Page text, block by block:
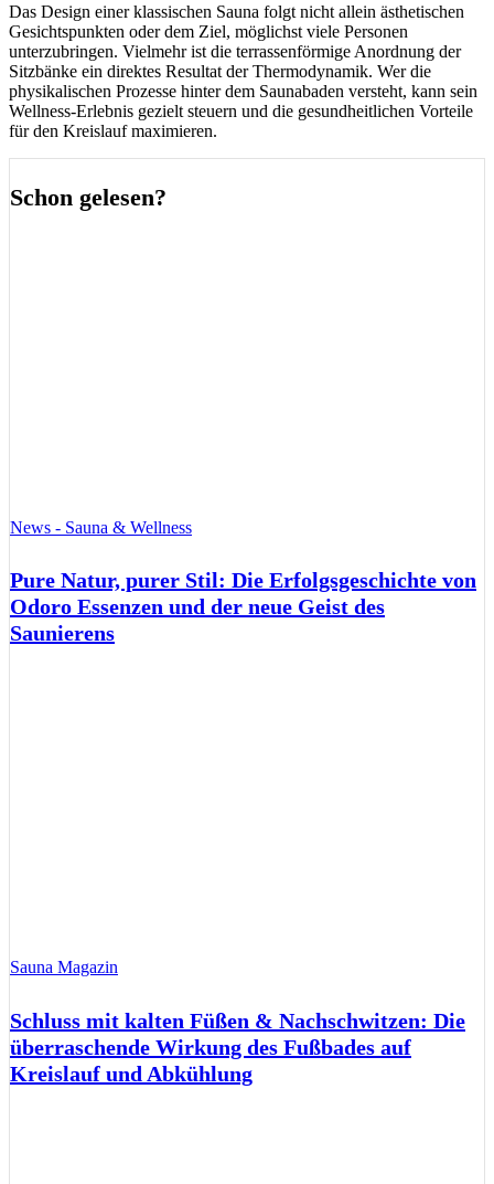
Das Design einer klassischen Sauna folgt nicht allein ästhetischen
Gesichtspunkten oder dem Ziel, möglichst viele Personen
unterzubringen. Vielmehr ist die terrassenförmige Anordnung der
Sitzbänke ein direktes Resultat der Thermodynamik. Wer die
physikalischen Prozesse hinter dem Saunabaden versteht, kann sein
Wellness-Erlebnis gezielt steuern und die gesundheitlichen Vorteile
für den Kreislauf maximieren.
Schon gelesen?
News - Sauna & Wellness
Pure Natur, purer Stil: Die Erfolgsgeschichte von
Odoro Essenzen und der neue Geist des
Saunierens
Sauna Magazin
Schluss mit kalten Füßen & Nachschwitzen: Die
überraschende Wirkung des Fußbades auf
Kreislauf und Abkühlung